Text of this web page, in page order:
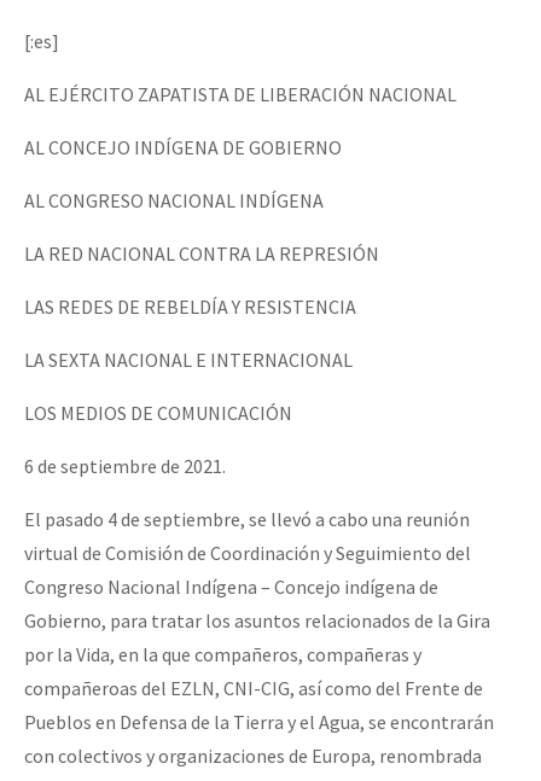
La Sexta
AutonomÍa y Resistencia
Megaproyectos
Migración
MULTIMEDIA
Audio
Fotorreportaje
Video
Otras secciones
Semillero Guerra contra la Humanidad. (Las poblaciones y
la naturaleza bajo asedio)
Dia 1: Encontro “Guerra contra a Humanidade”
[CDMX – 20 julio] Jornadas globales por la libertad de Jesús
“Sonhando a Terra do Bem Virá” se publica no Estado Espanhol
Se o México sabe, que o mundo saiba! Nossas lutas pela
[25 abr – CDMX] Tokín por el CNI: 30 años de Resistencia y
[:es]
AL EJÉRCITO ZAPATISTA DE LIBERACIÓN NACIONAL
AL CONCEJO INDÍGENA DE GOBIERNO
AL CONGRESO NACIONAL INDÍGENA
LA RED NACIONAL CONTRA LA REPRESIÓN
LAS REDES DE REBELDÍA Y RESISTENCIA
LA SEXTA NACIONAL E INTERNACIONAL
LOS MEDIOS DE COMUNICACIÓN
6 de septiembre de 2021.
El pasado 4 de septiembre, se llevó a cabo una reunión
virtual de Comisión de Coordinación y Seguimiento del
Congreso Nacional Indígena – Concejo indígena de
Gobierno, para tratar los asuntos relacionados de la Gira
por la Vida, en la que compañeros, compañeras y
compañeroas del EZLN, CNI-CIG, así como del Frente de
Pueblos en Defensa de la Tierra y el Agua, se encontrarán
con colectivos y organizaciones de Europa, renombrada